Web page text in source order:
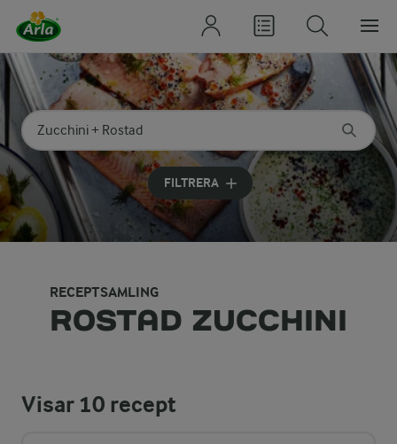
Sök på kategori eller ingrediens
Skriv in sökord för att få förslag
FILTRERA
RECEPTSAMLING
ROSTAD ZUCCHINI
Visar10 recept